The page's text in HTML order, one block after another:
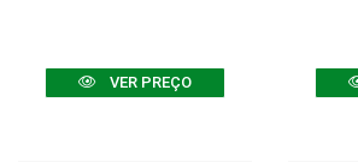
VER PREÇO